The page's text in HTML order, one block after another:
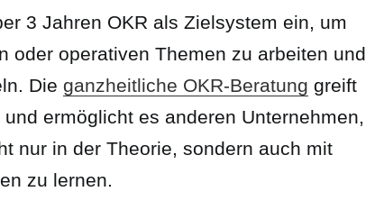
3 Jahren OKR als Zielsystem ein, um
oder operativen Themen zu arbeiten und
Die ganzheitliche OKR-Beratung greift
ermöglicht es anderen Unternehmen,
nur in der Theorie, sondern auch mit
zu lernen.